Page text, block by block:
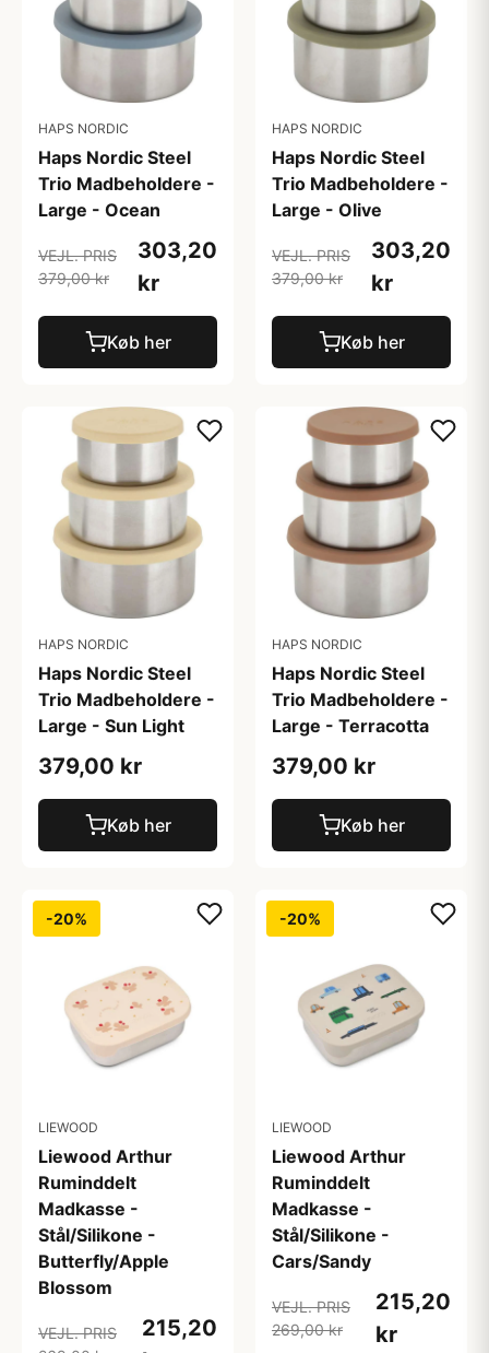
HAPS NORDIC
Haps Nordic Steel
Trio Madbeholdere -
Large - Ocean
VEJL. PRIS
379,00 kr
303,20
kr
Køb her
HAPS NORDIC
Haps Nordic Steel
Trio Madbeholdere -
Large - Olive
VEJL. PRIS
379,00 kr
303,20
kr
Køb her
HAPS NORDIC
Haps Nordic Steel
Trio Madbeholdere -
Large - Sun Light
379,00 kr
Køb her
HAPS NORDIC
Haps Nordic Steel
Trio Madbeholdere -
Large - Terracotta
379,00 kr
Køb her
-20%
LIEWOOD
Liewood Arthur
Ruminddelt
Madkasse -
Stål/Silikone -
Butterfly/Apple
Blossom
VEJL. PRIS
215,20
-20%
LIEWOOD
Liewood Arthur
Ruminddelt
Madkasse -
Stål/Silikone -
Cars/Sandy
VEJL. PRIS
269,00 kr
215,20
kr